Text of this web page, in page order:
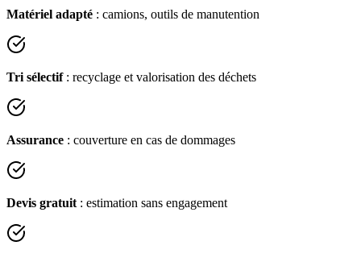
Matériel adapté : camions, outils de manutention
Tri sélectif: recyclage et valorisation des déchets
Assurance : couverture en cas de dommages
Devis gratuit : estimation sans engagement